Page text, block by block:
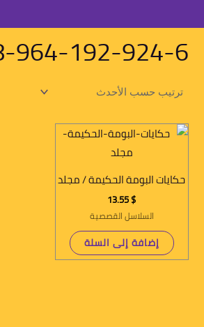
إلى
المحتوى964-192-924-6
حكايات البومة الحكيمة / مجلد
$
السلاسل القصصية
إضافة إلى السلة